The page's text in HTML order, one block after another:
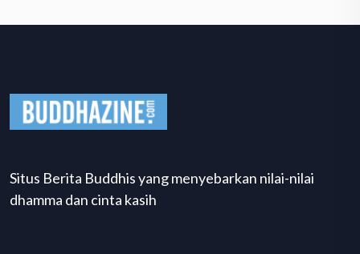
Situs Berita Buddhis yang menyebarkan nilai-nilai
dhamma dan cinta kasih